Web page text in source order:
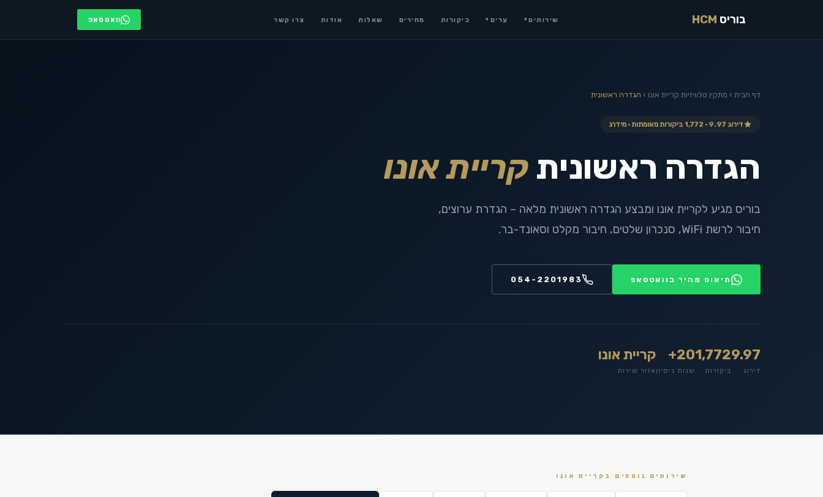
שירותים ▾ ערים ▾ ביקורות מחירים שאלות אודות צרו קשר וואטסאפ בוריס HCM
דף הבית › מתקין טלוויזיות קריית אונו › הגדרה ראשונית
דירוג 9.97 · 1,772 ביקורות מאומתות · מידרג
הגדרה ראשונית קריית אונו
בוריס מגיע לקריית אונו ומבצע הגדרה ראשונית מלאה – הגדרת ערוצים,
חיבור לרשת WiFi, סנכרון שלטים, חיבור מקלט וסאונד-בר.
תיאום מהיר בוואטסאפ 054-2201983
9.97
דירוג
1,772
ביקורות
20+
שנות ניסיון
קריית אונו
אזור שירות
שירותים נוספים ב קריית אונו